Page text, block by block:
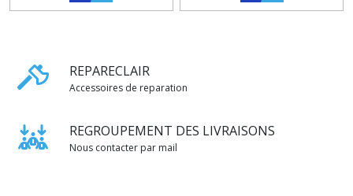
REPARECLAIR
Accessoires de reparation
REGROUPEMENT DES LIVRAISONS
Nous contacter par mail